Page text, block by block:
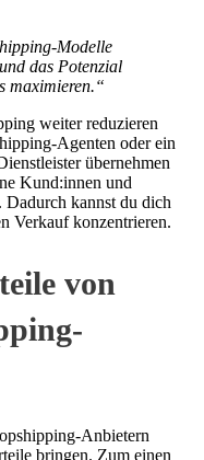
Modelle
das Potenzial
maximieren.“
weiter reduzieren
Agenten oder ein
übernehmen
Kund:innen und
kannst du dich
Verkauf konzentrieren.
von
Anbietern
bringen. Zum einen